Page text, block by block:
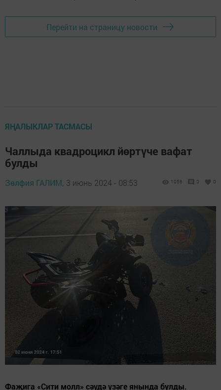
Перейти на страницу новости
ЯҢАЛЫКЛАР ТАСМАСЫ
Чаллыда квадроцикл йөртүче вафат
булды
Зөлфия ГАЛИМ, 3 июнь 2024 - 08:53 1056 0 0
Фаҗига «Сити молл» сәүдә үзәге янында булды.